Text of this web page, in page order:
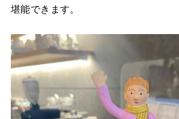
堪能できます。